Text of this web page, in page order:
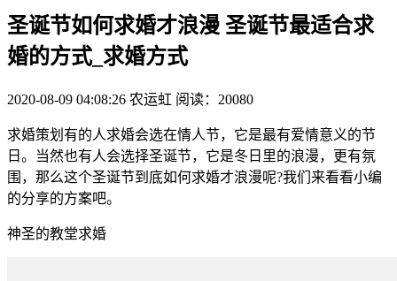
圣诞节如何求婚才浪漫 圣诞节最适合求
婚的方式_求婚方式
2020-08-09 04:08:26 农运虹 阅读：20080
求婚策划有的人求婚会选在情人节，它是最有爱情意义的节
日。当然也有人会选择圣诞节，它是冬日里的浪漫，更有氛
围，那么这个圣诞节到底如何求婚才浪漫呢?我们来看看小编
的分享的方案吧。
神圣的教堂求婚